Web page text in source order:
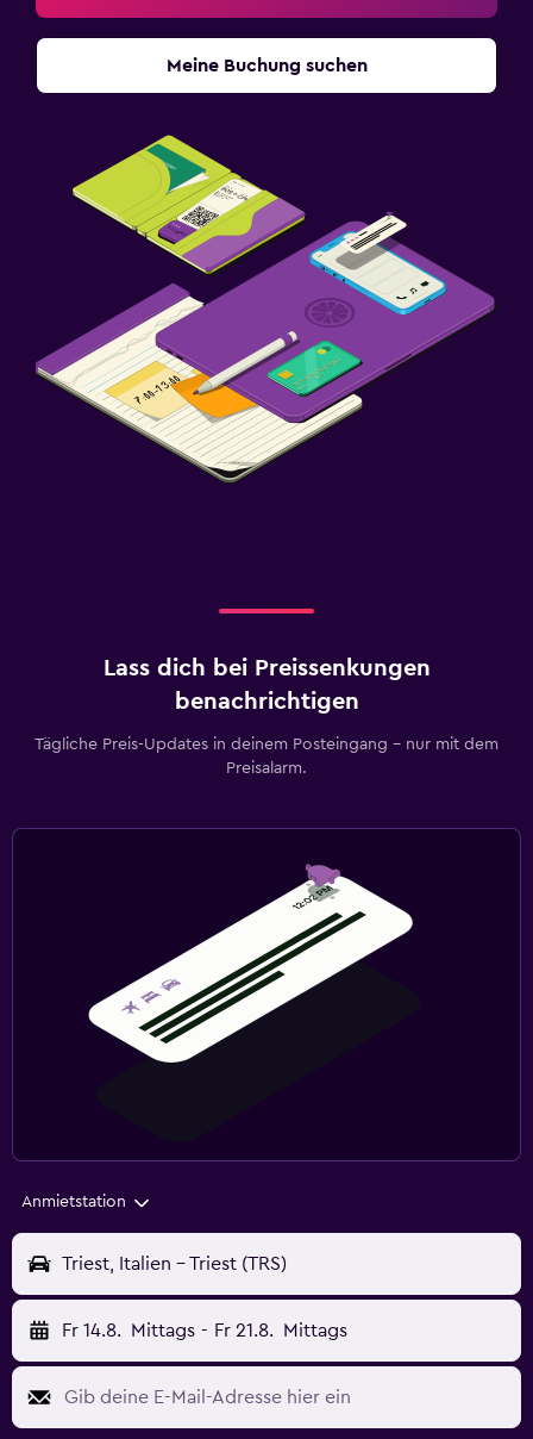
Meine Buchung suchen
Lass dich bei Preissenkungen
benachrichtigen
Tägliche Preis-Updates in deinem Posteingang – nur mit dem
Preisalarm.
Anmietstation
Triest, Italien - Triest (TRS)
Fr 14.8. Mittags - Fr 21.8. Mittags